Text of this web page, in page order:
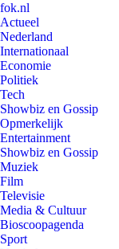
fok.nl
Actueel
Nederland
Internationaal
Economie
Politiek
Tech
Showbiz en Gossip
Opmerkelijk
Entertainment
Showbiz en Gossip
Muziek
Film
Televisie
Media & Cultuur
Bioscoopagenda
Sport